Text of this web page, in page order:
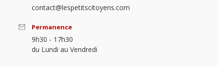
contact@lespetitscitoyens.com
Permanence
9h30 - 17h30
du Lundi au Vendredi